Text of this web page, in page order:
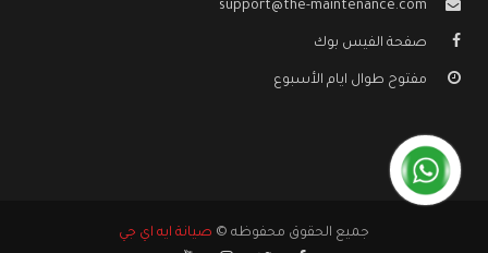
support@the-maintenance.com
صفحة الفيس بوك
مفتوح طوال ايام الأسبوع
جميع الحقوق محفوظه © صيانة ايه اي جي